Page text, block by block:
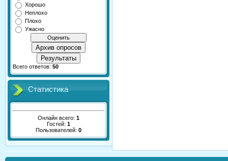
Хорошо
Неплохо
Плохо
Ужасно
Архив опросов
Результаты
Всего ответов: 50
Статистика
Онлайн всего: 1
Гостей: 1
Пользователей: 0